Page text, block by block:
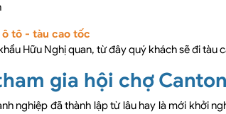
ô tô - tàu cao tốc
Hữu Nghị quan, từ đây quý khách sẽ đi
gia hội chợ
nghiệp đã thành lập từ lâu hay là mới khởi